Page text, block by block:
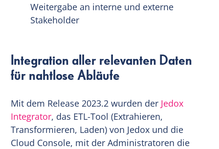
Weitergabe an interne und externe
Stakeholder
Integration aller relevanten Daten
für nahtlose Abläufe
Mit dem Release 2023.2 wurden der Jedox
Integrator, das ETL-Tool (Extrahieren,
Transformieren, Laden) von Jedox und die
Cloud Console, mit der Administratoren die